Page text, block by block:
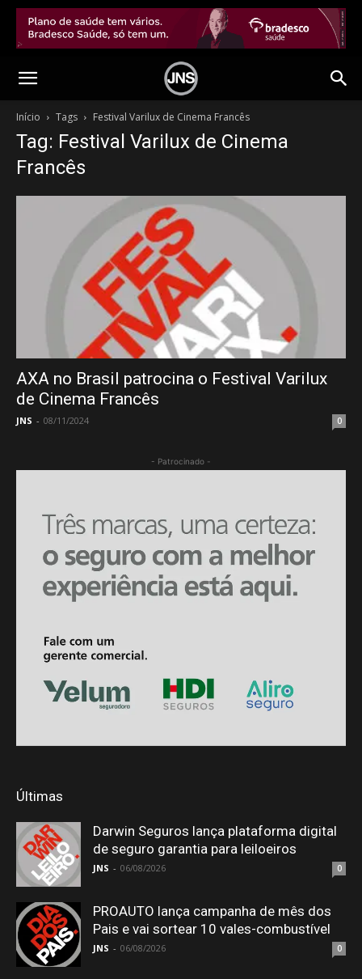
Início Tags Festival Varilux de Cinema Francês
Tag: Festival Varilux de Cinema
Francês
AXA no Brasil patrocina o Festival Varilux
de Cinema Francês
JNS - 08/11/2024 0
- Patrocinado -
Últimas
Darwin Seguros lança plataforma digital
de seguro garantia para leiloeiros
JNS - 06/08/2026 0
PROAUTO lança campanha de mês dos
Pais e vai sortear 10 vales-combustível
JNS - 06/08/2026 0